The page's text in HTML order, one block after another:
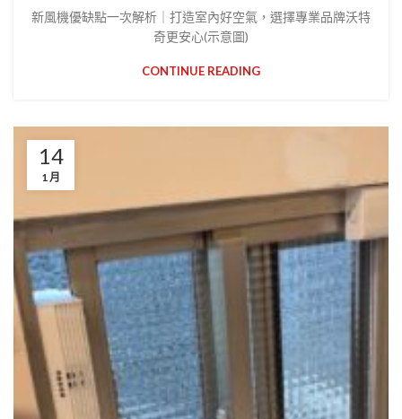
新風機優缺點一次解析｜打造室內好空氣，選擇專業品牌沃特
奇更安心(示意圖)
CONTINUE READING
14
1 月